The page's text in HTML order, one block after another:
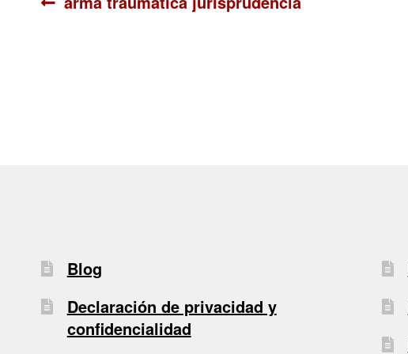
Blog
Declaración de privacidad y
confidencialidad